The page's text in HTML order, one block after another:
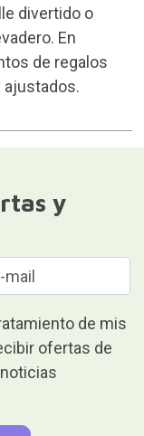
divertido o
En
de regalos
ajustados.
y
de mis
ofertas de